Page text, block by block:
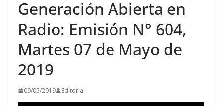
Generación Abierta en
Radio: Emisión N° 604,
Martes 07 de Mayo de
2019
09/05/2019 Editorial